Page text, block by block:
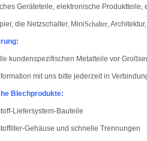
Geräteteile, elektronische
die Netzschalter, MiniSchalter,
kundenspezifischen Metalteile vor
mit uns bitte jederzeit in
Blechprodukte:
Liefersystem-Bauteile
Gehäuse und schnelle Trennungen